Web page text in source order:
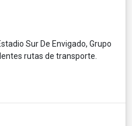
Sur De Envigado, Grupo
rutas de transporte.